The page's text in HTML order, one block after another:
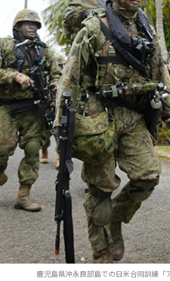
鹿児島県沖永良部島での日米合同訓練